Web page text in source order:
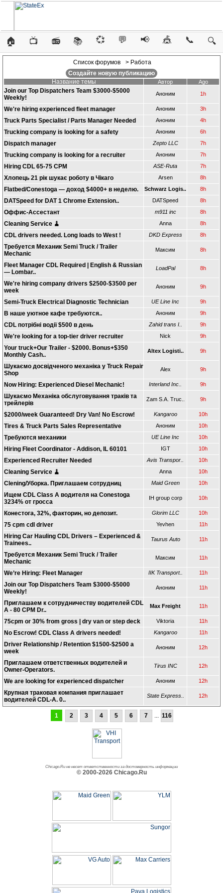
🏠 📺 📻 📚 💞 💬 📢 🎪 📞 🔍
Список форумов
> Работа
Создайте новую публикацию
Название темы
Автор Ago
Join our Top Dispatchers Team $3000-$5000
Weekly!
Аноним 1h
We're hiring experienced fleet manager Аноним 3h
Truck Parts Specialist / Parts Manager Needed Аноним 4h
Trucking company is looking for a safety Аноним 6h
Dispatch manager Zepto LLC 7h
Trucking company is looking for a recruiter Аноним 7h
Hiring CDL 65-75 CPM ASE-Ruta 7h
Хлопець 21 рік шукає роботу в Чікаго Arsen 8h
Flatbed/Conestoga — доход $4000+ в неделю. Schwarz Logis.. 8h
DATSpeed for DAT 1 Chrome Extension.. DATSpeed 8h
Оффис-Ассестант m911 inc 8h
Cleaning Service 🧹 Anna 8h
CDL drivers needed. Long loads to West ! DKD Express 8h
Требуется Механик Semi Truck / Trailer
Mechanic
Максим 8h
Fleet Manager CDL Required | English & Russian
— Lombar..
LoadPal 8h
We're hiring company drivers $2500-$3500 per
week
Аноним 9h
Semi-Truck Electrical Diagnostic Technician UE Line Inc 9h
В наше уютное кафе требуются.. Аноним 9h
CDL потрібні водії $500 в день Zahid trans I.. 9h
We're looking for a top-tier driver recruiter Nick 9h
Your truck+Our Trailer - $2000. Bonus+$350
Monthly Cash..
Altex Logisti.. 9h
Шукаємо досвідченого механіка у Truck Repair
Shop
Alex 9h
Now Hiring: Experienced Diesel Mechanic! Interland Inc.. 9h
Шукаємо Механіка обслуговування траків та
трейлерів
Zam S.A. Truc.. 9h
$2000/week Guaranteed! Dry Van! No Escrow! Kangaroo 10h
Tires & Truck Parts Sales Representative Аноним 10h
Требуются механики UE Line Inc 10h
Hiring Fleet Coordinator - Addison, IL 60101 IGT 10h
Experienced Recruiter Needed Avis Transpor.. 10h
Cleaning Service 🧹 Anna 10h
Clening/Уборка. Приглашаем сотрудниц Maid Green 10h
Ищем CDL Class A водителя на Conestoga
3234% от гросса
IH group corp 10h
Конестога, 32%, факторин, но депозит. Glorim LLC 10h
75 cpm cdl driver Yevhen 11h
Hiring Car Hauling CDL Drivers – Experienced &
Trainees..
Taurus Auto 11h
Требуется Механик Semi Truck / Trailer
Mechanic
Максим 11h
We’re Hiring: Fleet Manager IIK Transport.. 11h
Join our Top Dispatchers Team $3000-$5000
Weekly!
Аноним 11h
Приглашаем к сотрудничеству водителей CDL
A - 80 CPM Dr..
Max Freight 11h
75cpm or 30% from gross | dry van or step deck Viktoria 11h
No Escrow! CDL Class A drivers needed! Kangaroo 11h
Driver Relationship / Retention $1500-$2500 a
week
Аноним 12h
Приглашаем ответственных водителей и
Owner-Operators.
Tirus INC 12h
We are looking for experienced dispatcher Аноним 12h
Крупная траковая компания приглашает
водителей CDL-A. 0..
State Express.. 12h
1 2 3 4 5 6 7 ... 116
Chicago.Ru не несет ответственности за достоверность информации
© 2000-2026 Chicago.Ru